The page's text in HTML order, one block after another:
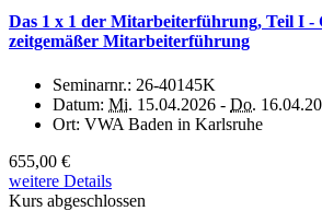
Das 1 x 1 der Mitarbeiterführung, Teil I -
zeitgemäßer Mitarbeiterführung
Seminarnr.: 26-40145K
Datum: Mi. 15.04.2026 - Do.
Ort: VWA Baden in Karlsruhe
655,00 €
weitere Details
Kurs abgeschlossen